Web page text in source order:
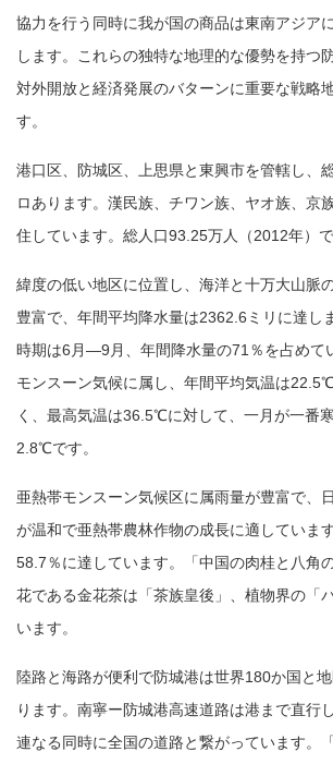
協力を行う同時に我が国の商品は東南アジア
します。これらの独特な地理的な優勢を持つ
対外開放と経済発展のバターンに重要な戦略
す。
港口区、防城区、上思県と東興市を管轄し、
ロあります。漢民族、チワン族、ヤオ族、京
住しています。総人口93.25万人（2012年）で
緯度の低い地区に位置し、海洋と十万大山脈
豊富で、年間平均降水量は2362.6ミリに達し
時期は6月―9月、年間降水量の71％を占めて
モンスーン気候に属し、年間平均気温は
く、最高気温は36.5℃に対して、一月が一番
2.8℃です。
亜熱帯モンスーン気候区に属雨量が豊富で、
が温和で亜熱帯農林作物の成長に適していま
58.7％に達しています。「中国の肉桂と八角
花である金花茶は「茶族皇後」、植物界の「
います。
陸路と海路が便利で防城港は世界180か国と
ります。南寧ー防城港高速道路は港まで直行
連なる同時に全国の道路と繋がっています。